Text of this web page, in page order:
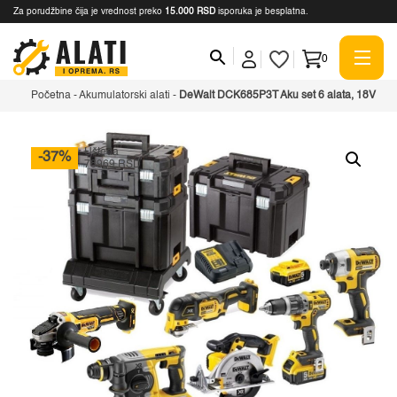
Za porudžbine čija je vrednost preko 15.000 RSD isporuka je besplatna.
0
Početna -Akumulatorski alati - DeWalt DCK685P3T Aku set 6 alata, 18V
-37%
Ušteda
78969 RSD